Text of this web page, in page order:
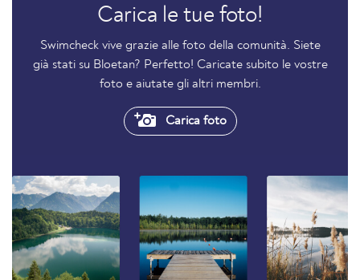
Carica le tue foto!
Swimcheck vive grazie alle foto della comunità. Siete
già stati su Bloetan? Perfetto! Caricate subito le vostre
foto e aiutate gli altri membri.
Carica foto